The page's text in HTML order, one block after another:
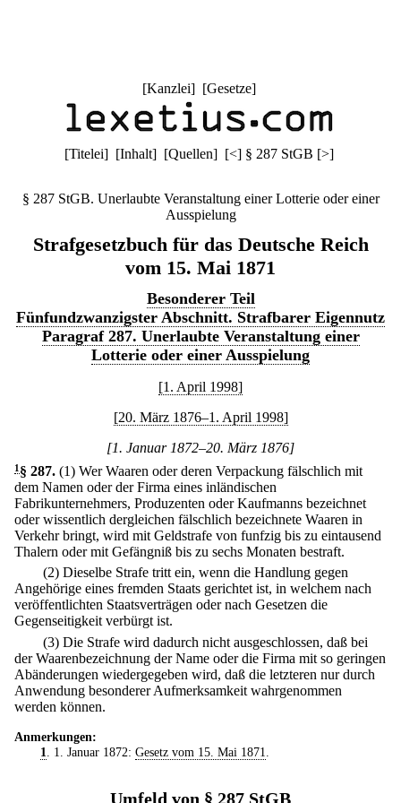
[Kanzlei] [Gesetze]
[Titelei] [Inhalt] [Quellen] [<] § 287 StGB [>]
§ 287 StGB. Unerlaubte Veranstaltung einer Lotterie oder einer
Ausspielung
Strafgesetzbuch für das Deutsche Reich
vom 15. Mai 1871
Besonderer Teil
Fünfundzwanzigster Abschnitt. Strafbarer Eigennutz
Paragraf 287. Unerlaubte Veranstaltung einer
Lotterie oder einer Ausspielung
[1. April 1998]
[20. März 1876–1. April 1998]
[1. Januar 1872–20. März 1876]
1 § 287. (1) Wer Waaren oder deren Verpackung fälschlich mit
dem Namen oder der Firma eines inländischen
Fabrikunternehmers, Produzenten oder Kaufmanns bezeichnet
oder wissentlich dergleichen fälschlich bezeichnete Waaren in
Verkehr bringt, wird mit Geldstrafe von funfzig bis zu eintausend
Thalern oder mit Gefängniß bis zu sechs Monaten bestraft.
(2) Dieselbe Strafe tritt ein, wenn die Handlung gegen
Angehörige eines fremden Staats gerichtet ist, in welchem nach
veröffentlichten Staatsverträgen oder nach Gesetzen die
Gegenseitigkeit verbürgt ist.
(3) Die Strafe wird dadurch nicht ausgeschlossen, daß bei
der Waarenbezeichnung der Name oder die Firma mit so geringen
Abänderungen wiedergegeben wird, daß die letzteren nur durch
Anwendung besonderer Aufmerksamkeit wahrgenommen
werden können.
Anmerkungen:
1
. 1. Januar 1872: Gesetz vom 15. Mai 1871
Umfeld von § 287 StGB